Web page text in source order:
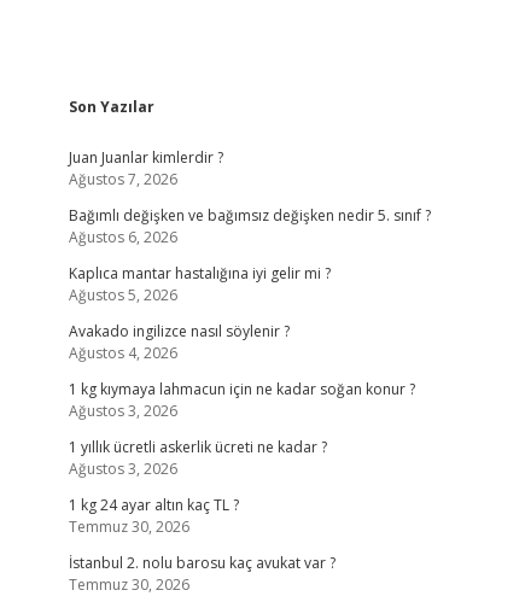
Sidebar
Son Yazılar
Juan Juanlar kimlerdir ?
Ağustos 7, 2026
Bağımlı değişken ve bağımsız değişken nedir 5. sınıf ?
Ağustos 6, 2026
Kaplıca mantar hastalığına iyi gelir mi ?
Ağustos 5, 2026
Avakado ingilizce nasıl söylenir ?
Ağustos 4, 2026
1 kg kıymaya lahmacun için ne kadar soğan konur ?
Ağustos 3, 2026
1 yıllık ücretli askerlik ücreti ne kadar ?
Ağustos 3, 2026
1 kg 24 ayar altın kaç TL ?
Temmuz 30, 2026
İstanbul 2. nolu barosu kaç avukat var ?
Temmuz 30, 2026